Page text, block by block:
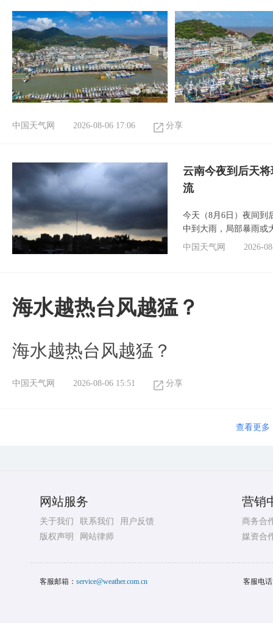
中国天气网 2026-08-06 17:06 分享
云南今夜到后天
流
今天（8月6日）夜间到
中到大雨，局部暴雨或
中国天气网
2026-
海水越热台风越猛？
海水越热台风越猛？
中国天气网 2026-08-06 15:51 分享
查看更多
网站服务
关于我们 联系我们
用户反馈
版权声明
网站律师
营销
商务合
媒资合
客服邮箱： service@weather.com.cn 客服电